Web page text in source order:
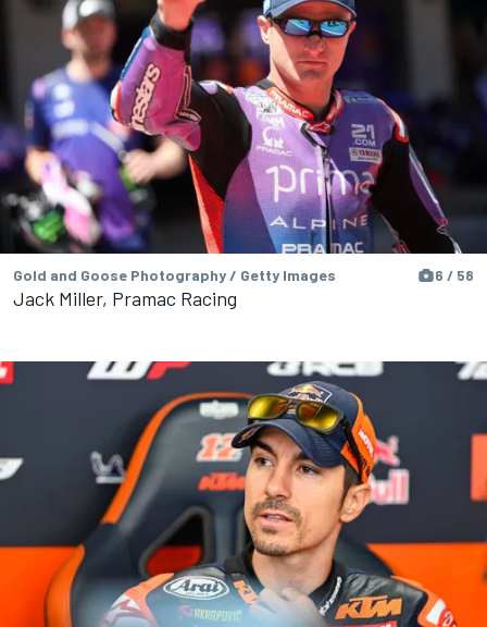
Gold and Goose Photography / Getty Images 6 / 58
Jack Miller, Pramac Racing